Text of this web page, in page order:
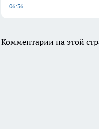
06:36
Комментарии на этой